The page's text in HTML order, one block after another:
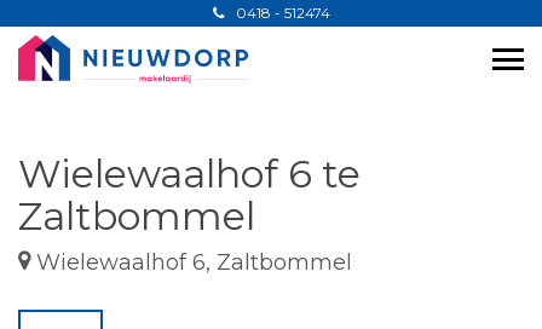
0418 - 512474
Wielewaalhof 6 te
Zaltbommel
Wielewaalhof 6, Zaltbommel